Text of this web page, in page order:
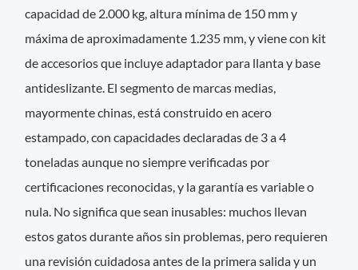
capacidad de 2.000 kg, altura mínima de 150 mm y
máxima de aproximadamente 1.235 mm, y viene con kit
de accesorios que incluye adaptador para llanta y base
antideslizante. El segmento de marcas medias,
mayormente chinas, está construido en acero
estampado, con capacidades declaradas de 3 a 4
toneladas aunque no siempre verificadas por
certificaciones reconocidas, y la garantía es variable o
nula. No significa que sean inusables: muchos llevan
estos gatos durante años sin problemas, pero requieren
una revisión cuidadosa antes de la primera salida y un